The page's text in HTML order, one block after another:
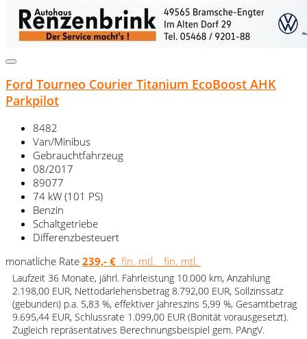
Ford Tourneo Courier Titanium EcoBoost AHK
Parkpilot
8482
Van/Minibus
Gebrauchtfahrzeug
08/2017
89077
74 kW (101 PS)
Benzin
Schaltgetriebe
Differenzbesteuert
monatliche Rate 239,- € fin. mtl. fin. mtl.
Laufzeit 36 Monate, jährl. Fahrleistung 10.000 km, Anzahlung
2.198,00 EUR, Nettodarlehensbetrag 8.792,00 EUR, Sollzinssatz
(gebunden) p.a. 5,83 %, effektiver Jahreszins 5,99 %, Gesamtbetrag
9.695,44 EUR, Schlussrate 1.099,00 EUR (Bonität vorausgesetzt).
Zugleich repräsentatives Berechnungsbeispiel gem. PAngV.